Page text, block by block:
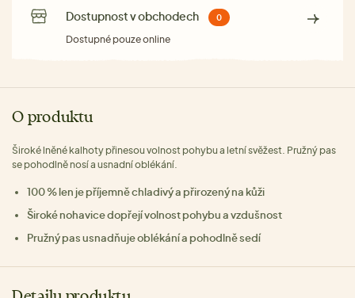
Dostupnost v obchodech 0
Dostupné pouze online
O produktu
Široké lněné kalhoty přinesou volnost pohybu a letní svěžest. Pružný pas
se pohodlně nosí a usnadní oblékání.
100 % len je příjemně chladivý a přirozený na kůži
Široké nohavice dopřejí volnost pohybu a vzdušnost
Pružný pas usnadňuje oblékání a pohodlně sedí